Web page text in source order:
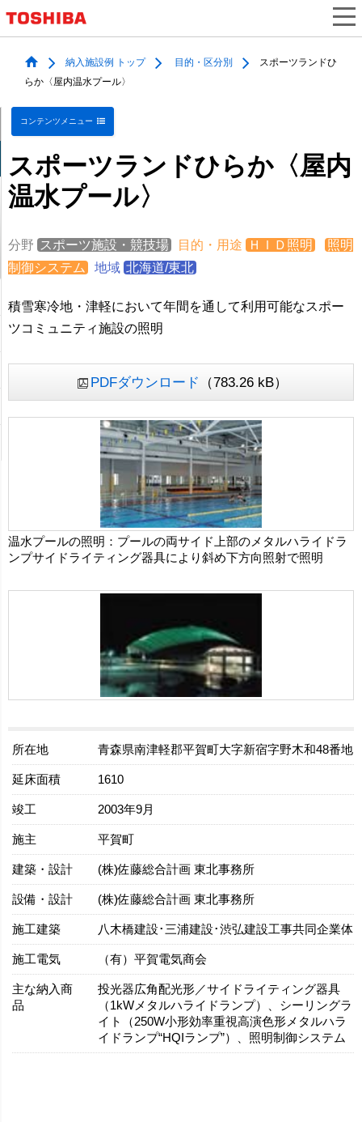
納入施設例 トップ 目的・区分別
スポーツランドひ
らか〈屋内温水プール〉
コンテンツメニュー
スポーツランドひらか〈屋内
温水プール〉
分野 スポーツ施設・競技場 目的・用途 ＨＩＤ照明
照明
制御システム
地域 北海道/東北
積雪寒冷地・津軽において年間を通して利用可能なスポー
ツコミュニティ施設の照明
PDFダウンロード （783.26 kB）
温水プールの照明：プールの両サイド上部のメタルハライドラ
ンプサイドライティング器具により斜め下方向照射で照明
所在地 青森県南津軽郡平賀町大字新宿字野木和48番地
延床面積 1610
竣工 2003年9月
施主 平賀町
建築・設計 (株)佐藤総合計画 東北事務所
設備・設計 (株)佐藤総合計画 東北事務所
施工建築 八木橋建設･三浦建設･渋弘建設工事共同企業体
施工電気 （有）平賀電気商会
主な納入商
品
投光器広角配光形／サイドライティング器具
（1kWメタルハライドランプ）、シーリングラ
イト（250W小形効率重視高演色形メタルハラ
イドランプ“HQIランプ”）、照明制御システム